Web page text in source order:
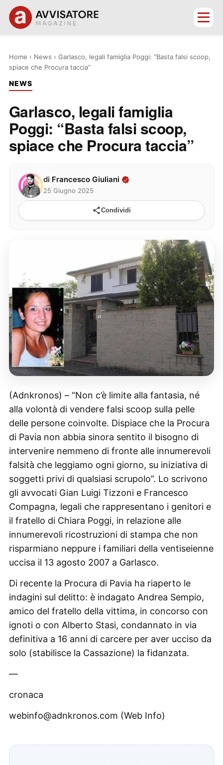
Home › News › Garlasco, legali famiglia Poggi: “Basta falsi scoop,
spiace che Procura taccia”
NEWS
Garlasco, legali famiglia
Poggi: “Basta falsi scoop,
spiace che Procura taccia”
di Francesco Giuliani
25 Giugno 2025
Condividi
(Adnkronos) – “Non c’è limite alla fantasia, né
alla volontà di vendere falsi scoop sulla pelle
delle persone coinvolte. Dispiace che la Procura
di Pavia non abbia sinora sentito il bisogno di
intervenire nemmeno di fronte alle innumerevoli
falsità che leggiamo ogni giorno, su iniziativa di
soggetti privi di qualsiasi scrupolo”. Lo scrivono
gli avvocati Gian Luigi Tizzoni e Francesco
Compagna, legali che rappresentano i genitori e
il fratello di Chiara Poggi, in relazione alle
innumerevoli ricostruzioni di stampa che non
risparmiano neppure i familiari della ventiseienne
uccisa il 13 agosto 2007 a Garlasco.
Di recente la Procura di Pavia ha riaperto le
indagini sul delitto: è indagato Andrea Sempio,
amico del fratello della vittima, in concorso con
ignoti o con Alberto Stasi, condannato in via
definitiva a 16 anni di carcere per aver ucciso da
solo (stabilisce la Cassazione) la fidanzata.
—
cronaca
webinfo@adnkronos.com (Web Info)